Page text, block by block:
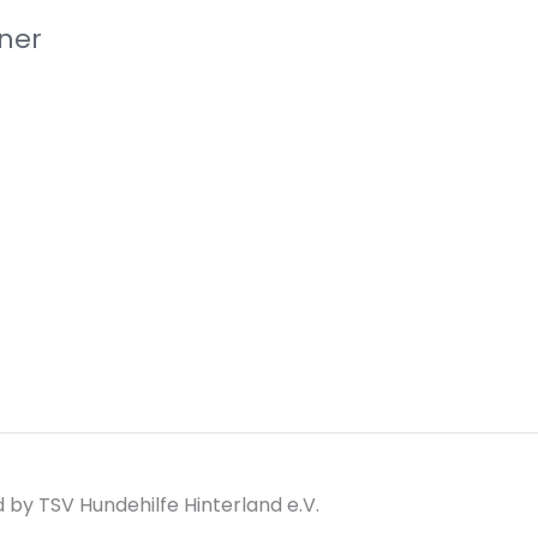
by TSV Hundehilfe Hinterland e.V.